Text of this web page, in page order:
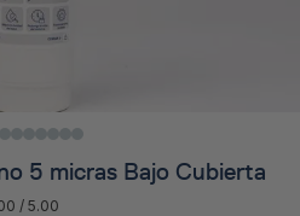
5 micras Bajo Cubierta
/ 5.00